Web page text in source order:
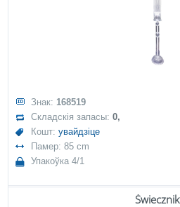
Знак: 168519
Складскія запасы:0,
Кошт:увайдзіце
Памер: 85 cm
Упакоўка 4/1
Świecznik